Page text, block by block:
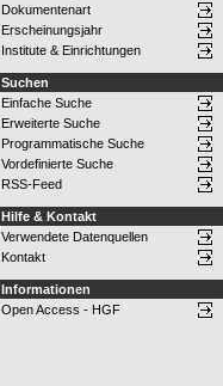
Dokumentenart
Erscheinungsjahr
Institute & Einrichtungen
Suchen
Einfache Suche
Erweiterte Suche
Programmatische Suche
Vordefinierte Suche
RSS-Feed
Hilfe & Kontakt
Verwendete Datenquellen
Kontakt
Informationen
Open Access - HGF